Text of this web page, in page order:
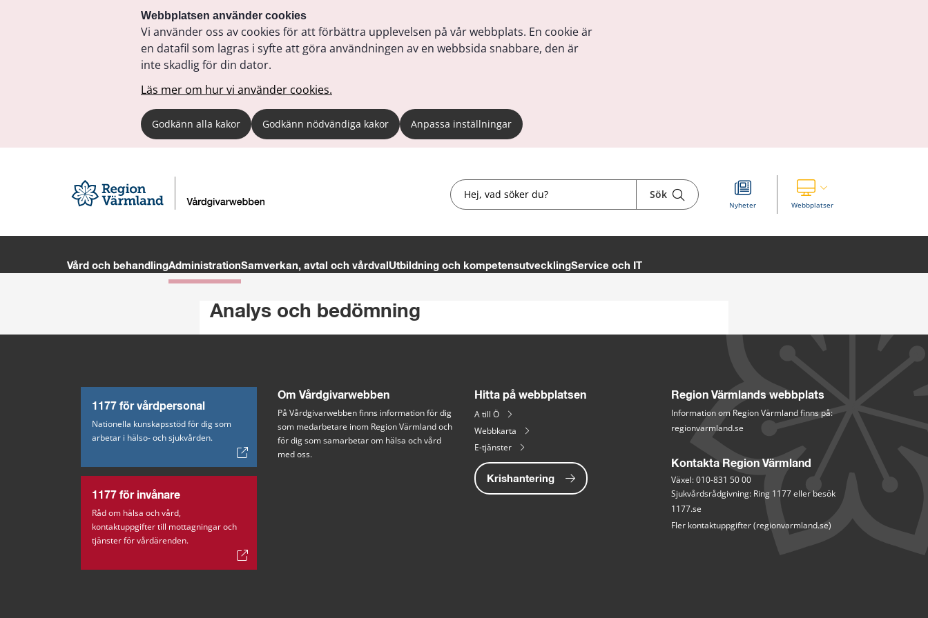
Webbplatsen använder cookies
Vi använder oss av cookies för att förbättra upplevelsen på vår webbplats. En cookie är
en datafil som lagras i syfte att göra användningen av en webbsida snabbare, den är
inte skadlig för din dator.
Läs mer om hur vi använder cookies.
Godkänn alla kakor Godkänn nödvändiga kakor Anpassa inställningar
Sök Sök
Nyheter WebbplatserVisa våra andra webbplatser
Vård och behandlingAdministrationSamverkan, avtal och vårdval Utbildning och kompetensutvecklingService och IT
Analys och bedömning
1177 för vårdpersonal
Nationella kunskapsstöd för dig som
arbetar i hälso- och sjukvården.
1177 för invånare
Råd om hälsa och vård,
kontaktuppgifter till mottagningar och
tjänster för vårdärenden.
Om Vårdgivarwebben
På Vårdgivarwebben finns information för dig
som medarbetare inom Region Värmland och
för dig som samarbetar om hälsa och vård
med oss.
Hitta på webbplatsen
A till Ö
Webbkarta
E-tjänster
Krishantering
Region Värmlands webbplats
Information om Region Värmland finns på:
regionvarmland.se
Kontakta Region Värmland
Växel: 010-831 50 00
Sjukvårdsrådgivning: Ring 1177 eller besök
1177.se
Fler kontaktuppgifter (regionvarmland.se)